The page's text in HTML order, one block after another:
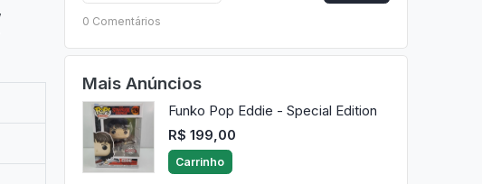
0 Comentários
Mais Anúncios
Funko Pop Eddie - Special Edition
R$ 199,00
Carrinho